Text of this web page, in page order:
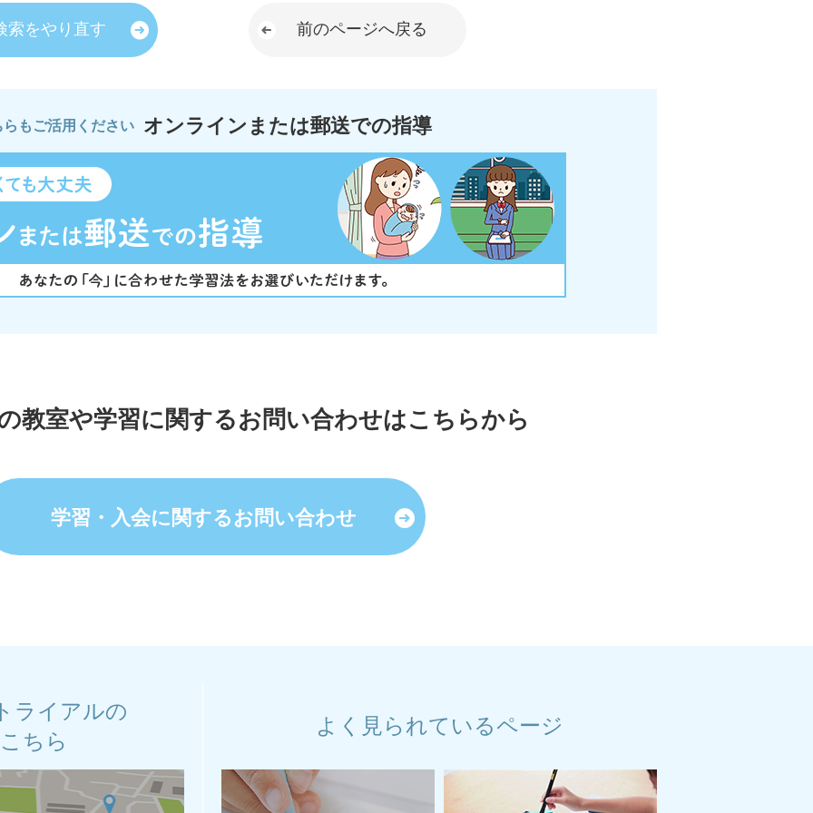
索をやり直す 前のページへ戻る
らもご活用ください オンラインまたは郵送での指導
教室や学習に関するお問い合わせはこちらから
学習・入会に関するお問い合わせ
ライアルの
ちら
よく見られているページ